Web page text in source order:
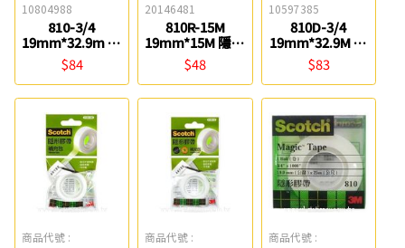
10804988
810-3/4
19mm*32.9m 隱
形膠帶(盒裝) 3M
$84
20146481
810R-15M
19mm*15M 隱形
膠帶補充包 3M
$48
10597385
810D-3/4
19mm*32.9M 隱
形膠帶附輕便膠
台 3M
$83
商品代號 :
商品代號 :
商品代號 :